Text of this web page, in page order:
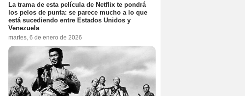
La trama de esta película de Netflix te pondrá
los pelos de punta: se parece mucho a lo que
está sucediendo entre Estados Unidos y
Venezuela
martes, 6 de enero de 2026